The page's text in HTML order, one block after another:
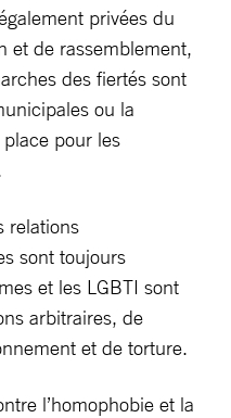
privées du
et de rassemblement,
des fiertés sont
ou la
pour les
relations
sont toujours
et les LGBTI sont
arbitraires, de
et de torture.
l’homophobie et la